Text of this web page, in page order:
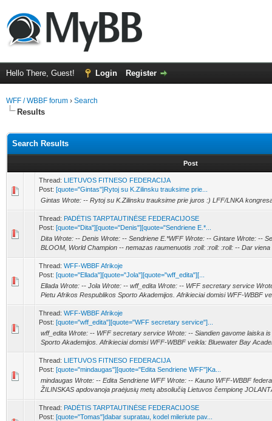
Hello There, Guest! Login Register
WFF / WBBF forum › Search
Results
Search Results
Post
Thread: LIETUVOS FITNESO FEDERACIJA
Post: [quote="Gintas"]Rytoj su K.Zilinsku trauksime prie...
Gintas Wrote: -- Rytoj su K.Zilinsku trauksime prie juros :) LFF/LNKA
Thread: PADĖTIS TARPTAUTINĖSE FEDERACIJOSE
Post: [quote="Dita"][quote="Denis"][quote="Sendriene E.*...
Dita Wrote: -- Denis Wrote: -- Sendriene E.*WFF Wrote: -- Gintare Wrote: --
BLOOM, World Champion -- nemazas raumenuotis :roll: :roll: :roll: -- Dar viena
Thread: WFF-WBBF Afrikoje
Post: [quote="Ellada"][quote="Jola"][quote="wff_edita"][...
Ellada Wrote: -- Jola Wrote: -- wff_edita Wrote: -- WFF secretary service
Pietu Afrikos Respublikos Sporto Akademijos. Afrikieciai domisi WFF-WBBF
Thread: WFF-WBBF Afrikoje
Post: [quote="wff_edita"][quote="WFF secretary service"]...
wff_edita Wrote: -- WFF secretary service Wrote: -- Siandien gavome laiska
Sporto Akademijos. Afrikieciai domisi WFF-WBBF veikla: Bluewater Bay
Thread: LIETUVOS FITNESO FEDERACIJA
Post: [quote="mindaugas"][quote="Edita Sendriene WFF"]Ka...
mindaugas Wrote: -- Edita Sendriene WFF Wrote: -- Kauno WFF-WBBF
ŽILINSKAS apdovanoja praėjusių metų absoliučią Lietuvos čempionę
Thread: PADĖTIS TARPTAUTINĖSE FEDERACIJOSE
Post: [quote="Tomas"]dabar supratau, kodel mileriute pav...